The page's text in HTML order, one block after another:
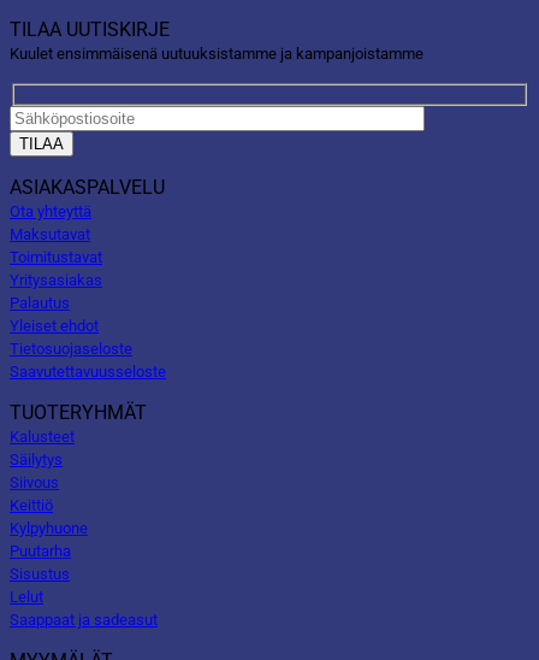
TILAA UUTISKIRJE
Kuulet ensimmäisenä uutuuksistamme ja kampanjoistamme
ASIAKASPALVELU
Ota yhteyttä
Maksutavat
Toimitustavat
Yritysasiakas
Palautus
Yleiset ehdot
Tietosuojaseloste
Saavutettavuusseloste
TUOTERYHMÄT
Kalusteet
Säilytys
Siivous
Keittiö
Kylpyhuone
Puutarha
Sisustus
Lelut
Saappaat ja sadeasut